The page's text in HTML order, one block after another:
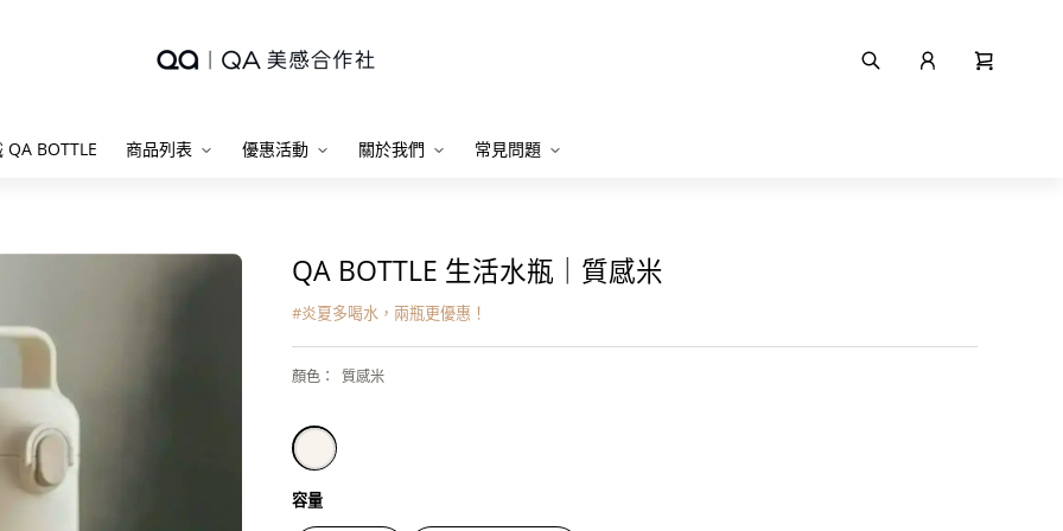
QA BOTTLE 商品列表 優惠活動 關於我們 常見問題
QA BOTTLE 生活水瓶｜質感米
#炎夏多喝水，兩瓶更優惠！
顏色 ： 質感米
容量